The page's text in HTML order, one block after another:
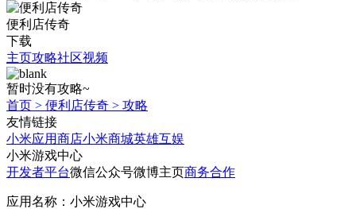
便利店传奇
下载
主页攻略社区视频
暂时没有攻略~
首页 > 便利店传奇 > 攻略
友情链接
小米应用商店小米商城英雄互娱
小米游戏中心
开发者平台微信公众号微博主页商务合作
应用名称：小米游戏中心